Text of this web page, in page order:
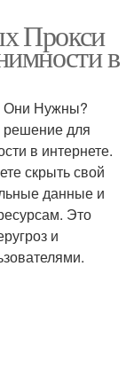
Прокси
в
Они Нужны?
решение для
в интернете.
скрыть свой
данные и
Это
и